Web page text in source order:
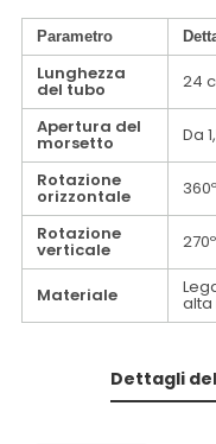
Parametro
Lunghezza
del tubo
24
Apertura del
morsetto
Da
Rotazione
orizzontale
360º
Rotazione
verticale 270º
Materiale alta
Dettagli